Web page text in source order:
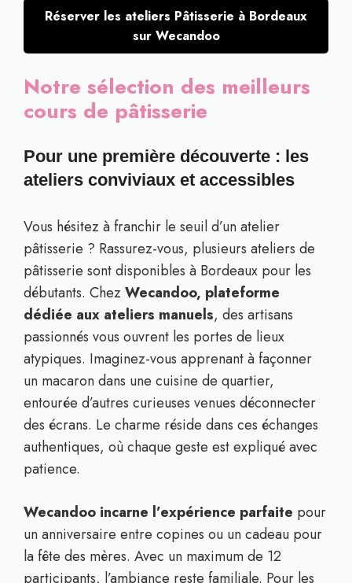
Réserver les ateliers Pâtisserie à Bordeaux
sur Wecandoo
Notre sélection des meilleurs
cours de pâtisserie
Pour une première découverte : les
ateliers conviviaux et accessibles
Vous hésitez à franchir le seuil d’un atelier
pâtisserie ? Rassurez-vous, plusieurs ateliers de
pâtisserie sont disponibles à Bordeaux pour les
débutants. Chez Wecandoo, plateforme
dédiée aux ateliers manuels, des artisans
passionnés vous ouvrent les portes de lieux
atypiques. Imaginez-vous apprenant à façonner
un macaron dans une cuisine de quartier,
entourée d’autres curieuses venues déconnecter
des écrans. Le charme réside dans ces échanges
authentiques, où chaque geste est expliqué avec
patience.
Wecandoo incarne l’expérience parfaite pour
un anniversaire entre copines ou un cadeau pour
la fête des mères. Avec un maximum de 12
participants, l’ambiance reste familiale. Pour les